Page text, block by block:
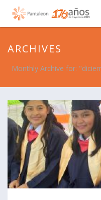
ARCHIVES
Monthly Archive for: